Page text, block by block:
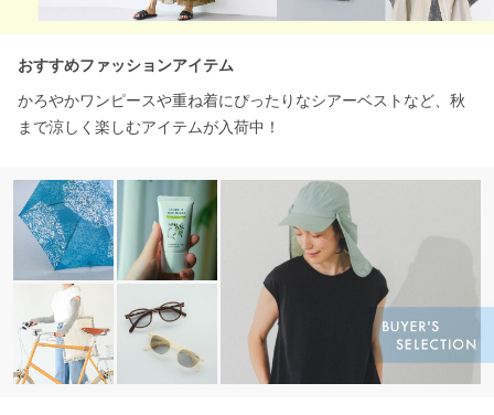
おすすめファッションアイテム
かろやかワンピースや重ね着にぴったりなシアーベストなど、秋
まで涼しく楽しむアイテムが入荷中！